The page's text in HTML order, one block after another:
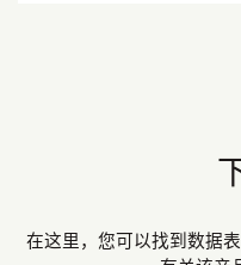
在这里，您可以找到数据